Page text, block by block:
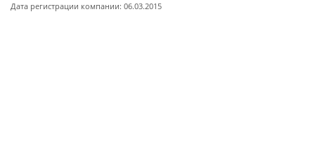
Дата регистрации компании: 06.03.2015